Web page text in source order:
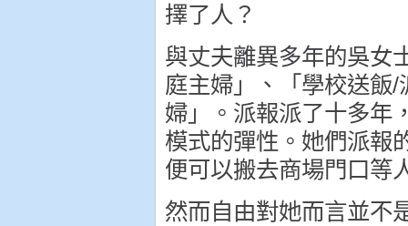
擇了人？
與丈夫離異多年的吳女
庭主婦」、「學校送飯
婦」。派報派了十多年
模式的彈性。她們派報
便可以搬去商場門口等
然而自由對她而言並